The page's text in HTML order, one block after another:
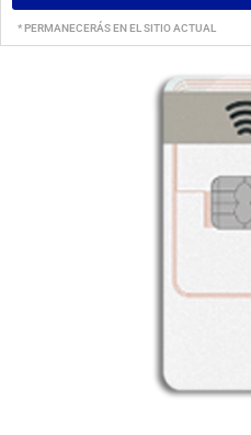
* PERMANECERÁS EN EL SITIO ACTUAL